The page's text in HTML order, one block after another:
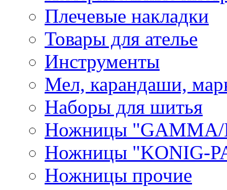
Плечевые накладки
Товары для ателье
Инструменты
Мел, карандаши,
Наборы для шитья
Ножницы "GAMMA/
Ножницы "KONIG-
Ножницы прочие